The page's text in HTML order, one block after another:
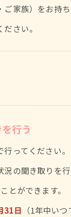
家族）をお持
さい。
行う
ってください。
の聞き取りを
とができます。
31日 （1年中い